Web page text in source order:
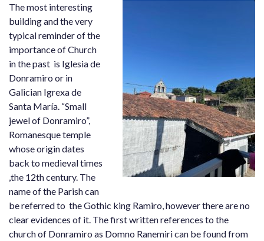
The most interesting
building and the very
typical reminder of the
importance of Church
in the past is Iglesia de
Donramiro or in
Galician Igrexa de
Santa María. “Small
jewel of Donramiro”,
Romanesque temple
whose origin dates
back to medieval times
,the 12th century. The
name of the Parish can
be referred to the Gothic king Ramiro, however there are no
clear evidences of it. The first written references to the
church of Donramiro as Domno Ranemiri can be found from